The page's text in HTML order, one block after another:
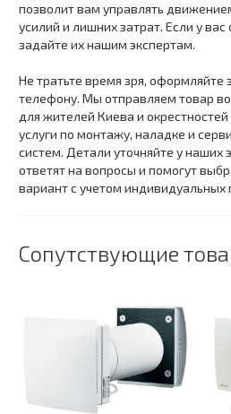
позволит вам управлять
усилий и лишних затрат. Если у вас
задайте их нашим экспертам.
Не тратьте время зря, оформляйте
телефону. Мы отправляем товар
для жителей Киева и
услуги по монтажу, наладке и
систем. Детали уточняйте у наших
ответят на вопросы и помогут
вариант с учетом индивидуальных
Сопутствующие